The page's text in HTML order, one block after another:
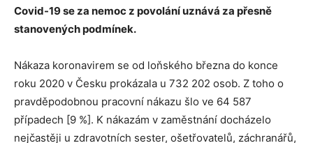
Covid-19 se za nemoc z povolání uznává za přesně
stanovených podmínek.
Nákaza koronavirem se od loňského března do konce
roku 2020 v Česku prokázala u 732 202 osob. Z toho o
pravděpodobnou pracovní nákazu šlo ve 64 587
případech [9 %]. K nákazám v zaměstnání docházelo
nejčastěji u zdravotních sester, ošetřovatelů, záchranářů,